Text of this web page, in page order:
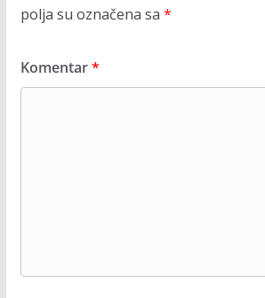
polja su označena sa *
Komentar*